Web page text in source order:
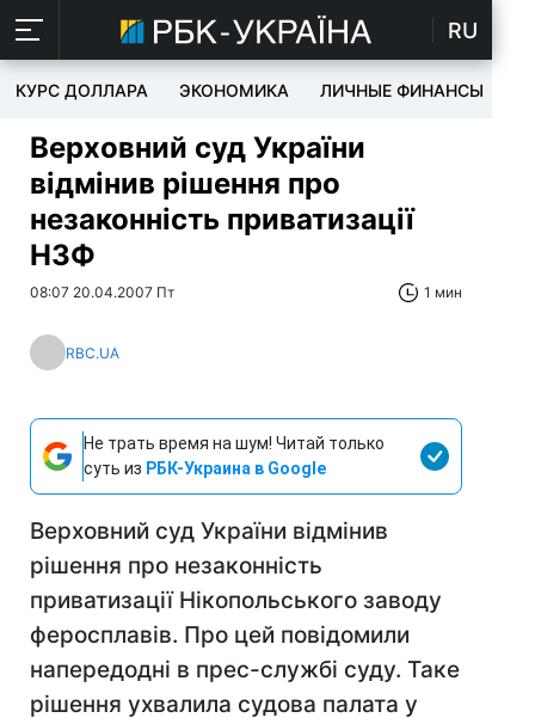
RU
КУРС ДОЛЛАРА ЭКОНОМИКА ЛИЧНЫЕ ФИНАНСЫ
Верховний суд України
відмінив рішення про
незаконність приватизації
НЗФ
08:07 20.04.2007 Пт 1 мин
RBC.UA
Не трать время на шум! Читай только
суть из РБК-Украина в Google
Верховний суд України відмінив
рішення про незаконність
приватизації Нікопольського заводу
феросплавів. Про цей повідомили
напередодні в прес-службі суду. Таке
рішення ухвалила судова палата у